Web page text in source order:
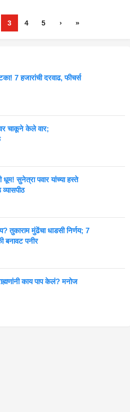
3 4 5 › »
7 हजारांची दरवाढ, फीचर्स
चाकूने केले वार;
सुनेत्रा पवार यांच्या हस्ते
तुकाराम मुंढेंचा धाडसी निर्णय; 7
बनावट पनीर
काय पाप केलं? मनोज